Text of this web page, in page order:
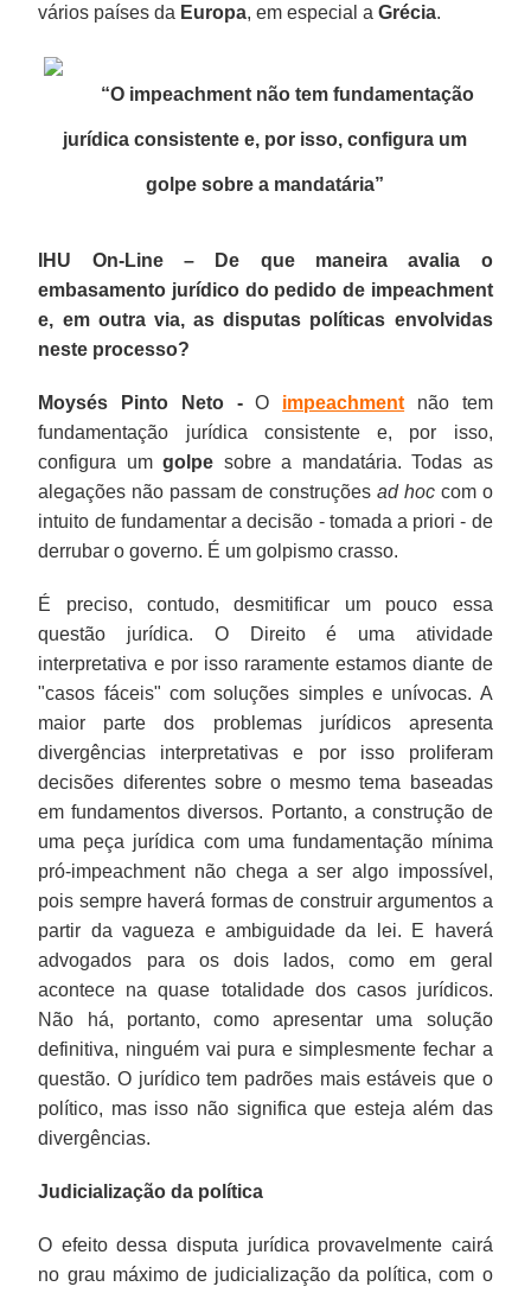
vários países da Europa, em especial aGrécia.
“O impeachment não tem fundamentação
jurídica consistente e, por isso, configura um
golpe sobre a mandatária”
IHU On-Line – De que maneira avalia o
embasamento jurídico do pedido de impeachment
e, em outra via, as disputas políticas envolvidas
neste processo?
Moysés Pinto Neto -O impeachment não tem
fundamentação jurídica consistente e, por isso,
configura umgolpe sobre a mandatária. Todas as
alegações não passam de construções ad hoccom o
intuito de fundamentar a decisão - tomada a priori - de
derrubar o governo. É um golpismo crasso.
É preciso, contudo, desmitificar um pouco essa
questão jurídica. O Direito é uma atividade
interpretativa e por isso raramente estamos diante de
"casos fáceis" com soluções simples e unívocas. A
maior parte dos problemas jurídicos apresenta
divergências interpretativas e por isso proliferam
decisões diferentes sobre o mesmo tema baseadas
em fundamentos diversos. Portanto, a construção de
uma peça jurídica com uma fundamentação mínima
pró-impeachment não chega a ser algo impossível,
pois sempre haverá formas de construir argumentos a
partir da vagueza e ambiguidade da lei. E haverá
advogados para os dois lados, como em geral
acontece na quase totalidade dos casos jurídicos.
Não há, portanto, como apresentar uma solução
definitiva, ninguém vai pura e simplesmente fechar a
questão. O jurídico tem padrões mais estáveis que o
político, mas isso não significa que esteja além das
divergências.
Judicialização da política
O efeito dessa disputa jurídica provavelmente cairá
no grau máximo de judicialização da política, com o